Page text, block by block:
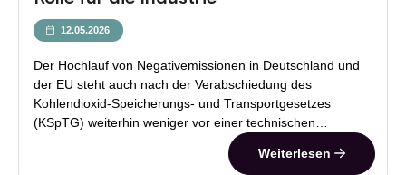
12.05.2026
Der Hochlauf von Negativemissionen in Deutschland und
der EU steht auch nach der Verabschiedung des
Kohlendioxid-Speicherungs- und Transportgesetzes
(KSpTG) weiterhin weniger vor einer technischen…
Weiterlesen